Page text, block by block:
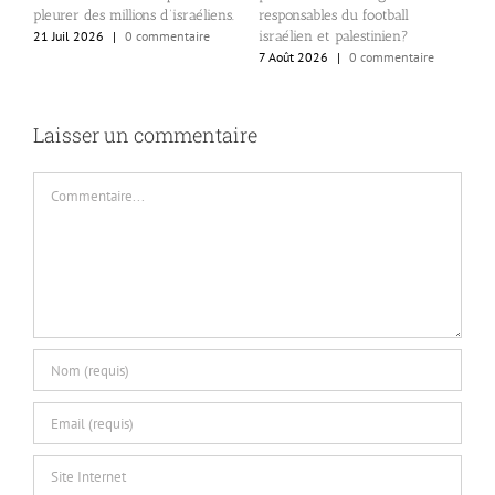
pleurer des millions d’israéliens.
21 Juil 2026
| 0 commentaire
responsables du football
israélien et palestinien?
7 Août 2026
| 0 commentaire
Laisser un commentaire